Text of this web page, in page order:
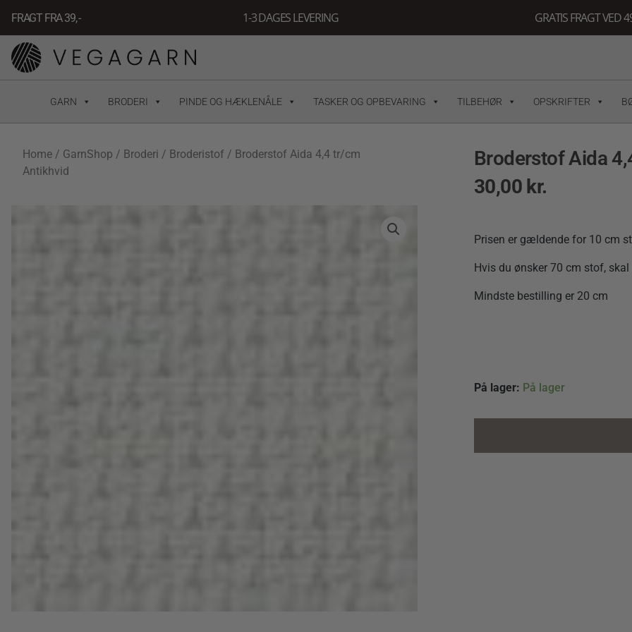
indholdet
FRAGT FRA 39, - 1-3 DAGES LEVERING GRATIS FRAGT VED
GARN BRODERI PINDE OG HÆKLENÅLE TASKER OG OPBEVARING TILBEHØR OPSKRIFTER
Home / GarnShop / Broderi / Broderistof / Broderstof Aida 4,4 tr/cm
Antikhvid
Broderstof Aida
30,00 kr.
Prisen er gældende for 10 cm
Hvis du ønsker 70 cm stof,
Mindste bestilling er 20 cm
På lager: På lager
Broderstof
4,4
Antikhvid